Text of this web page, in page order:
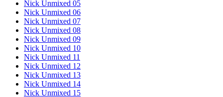
Nick Unmixed 05
Nick Unmixed 06
Nick Unmixed 07
Nick Unmixed 08
Nick Unmixed 09
Nick Unmixed 10
Nick Unmixed 11
Nick Unmixed 12
Nick Unmixed 13
Nick Unmixed 14
Nick Unmixed 15